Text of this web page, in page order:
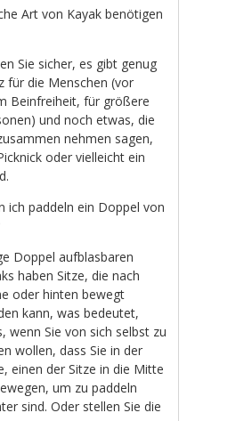
Art von Kayak benötigen
Sie sicher, es gibt genug
für die Menschen (vor
Beinfreiheit, für größere
und noch etwas, die
nehmen sagen,
oder vielleicht ein
ich paddeln ein Doppel von
Doppel aufblasbaren
haben Sitze, die nach
oder hinten bewegt
kann, was bedeutet,
wenn Sie von sich selbst zu
wollen, dass Sie in der
einen der Sitze in die Mitte
um zu paddeln
sind. Oder stellen Sie die